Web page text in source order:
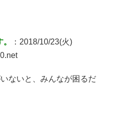
：2018/10/23(火)
ないと、みんなが困るだ